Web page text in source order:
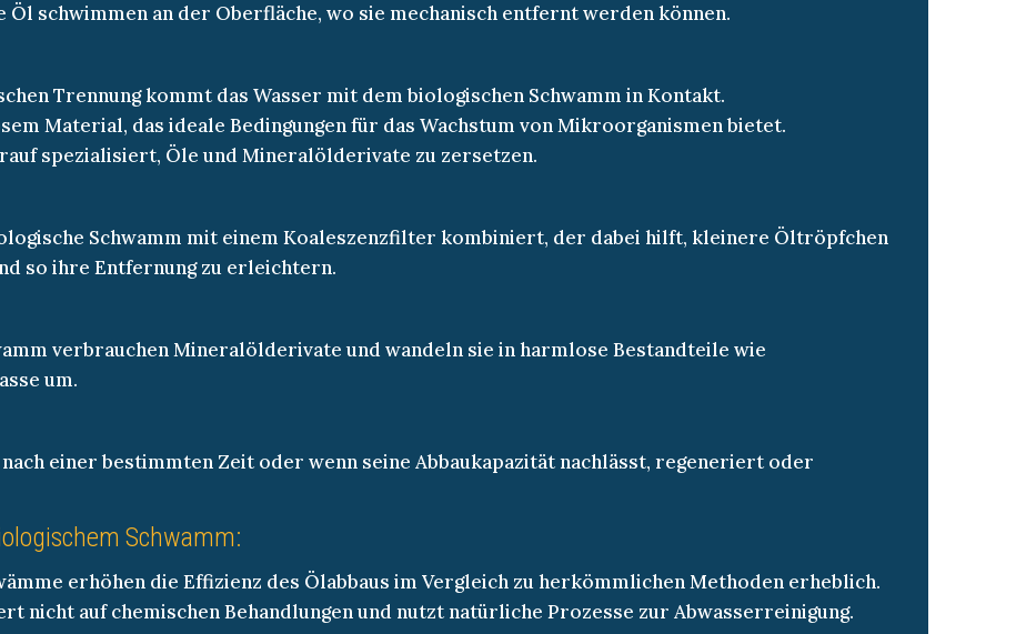
schwimmen an der Oberfläche, wo sie mechanisch entfernt werden können.
Trennung kommt das Wasser mit dem biologischen Schwamm in Kontakt.
Material, das ideale Bedingungen für das Wachstum von Mikroorganismen bietet.
spezialisiert, Öle und Mineralölderivate zu zersetzen.
Schwamm mit einem Koaleszenzfilter kombiniert, der dabei hilft, kleinere Öltröpfchen
so ihre Entfernung zu erleichtern.
verbrauchen Mineralölderivate und wandeln sie in harmlose Bestandteile wie
um.
einer bestimmten Zeit oder wenn seine Abbaukapazität nachlässt, regeneriert oder
Schwamm:
erhöhen die Effizienz des Ölabbaus im Vergleich zu herkömmlichen Methoden erheblich.
nicht auf chemischen Behandlungen und nutzt natürliche Prozesse zur Abwasserreinigung.